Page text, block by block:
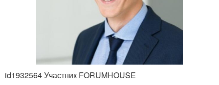
id1932564 Участник FORUMHOUSE